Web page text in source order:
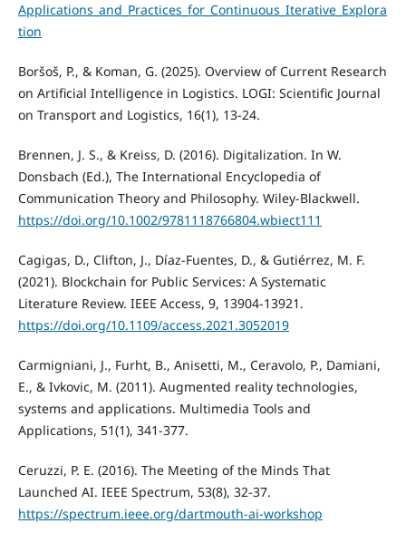
Applications_and_Practices_for_Continuous_Iterative_Explora
tion
Boršoš, P., & Koman, G. (2025). Overview of Current Research
on Artificial Intelligence in Logistics. LOGI: Scientific Journal
on Transport and Logistics, 16(1), 13-24.
Brennen, J. S., & Kreiss, D. (2016). Digitalization. In W.
Donsbach (Ed.), The International Encyclopedia of
Communication Theory and Philosophy. Wiley-Blackwell.
https://doi.org/10.1002/9781118766804.wbiect111
Cagigas, D., Clifton, J., Díaz‐Fuentes, D., & Gutiérrez, M. F.
(2021). Blockchain for Public Services: A Systematic
Literature Review. IEEE Access, 9, 13904-13921.
https://doi.org/10.1109/access.2021.3052019
Carmigniani, J., Furht, B., Anisetti, M., Ceravolo, P., Damiani,
E., & Ivkovic, M. (2011). Augmented reality technologies,
systems and applications. Multimedia Tools and
Applications, 51(1), 341-377.
Ceruzzi, P. E. (2016). The Meeting of the Minds That
Launched AI. IEEE Spectrum, 53(8), 32-37.
https://spectrum.ieee.org/dartmouth-ai-workshop